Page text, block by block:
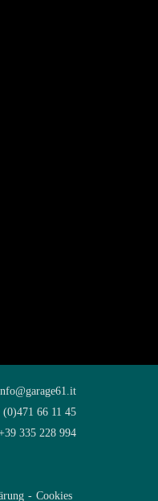
66 11 45
335 228 994
- Cookies